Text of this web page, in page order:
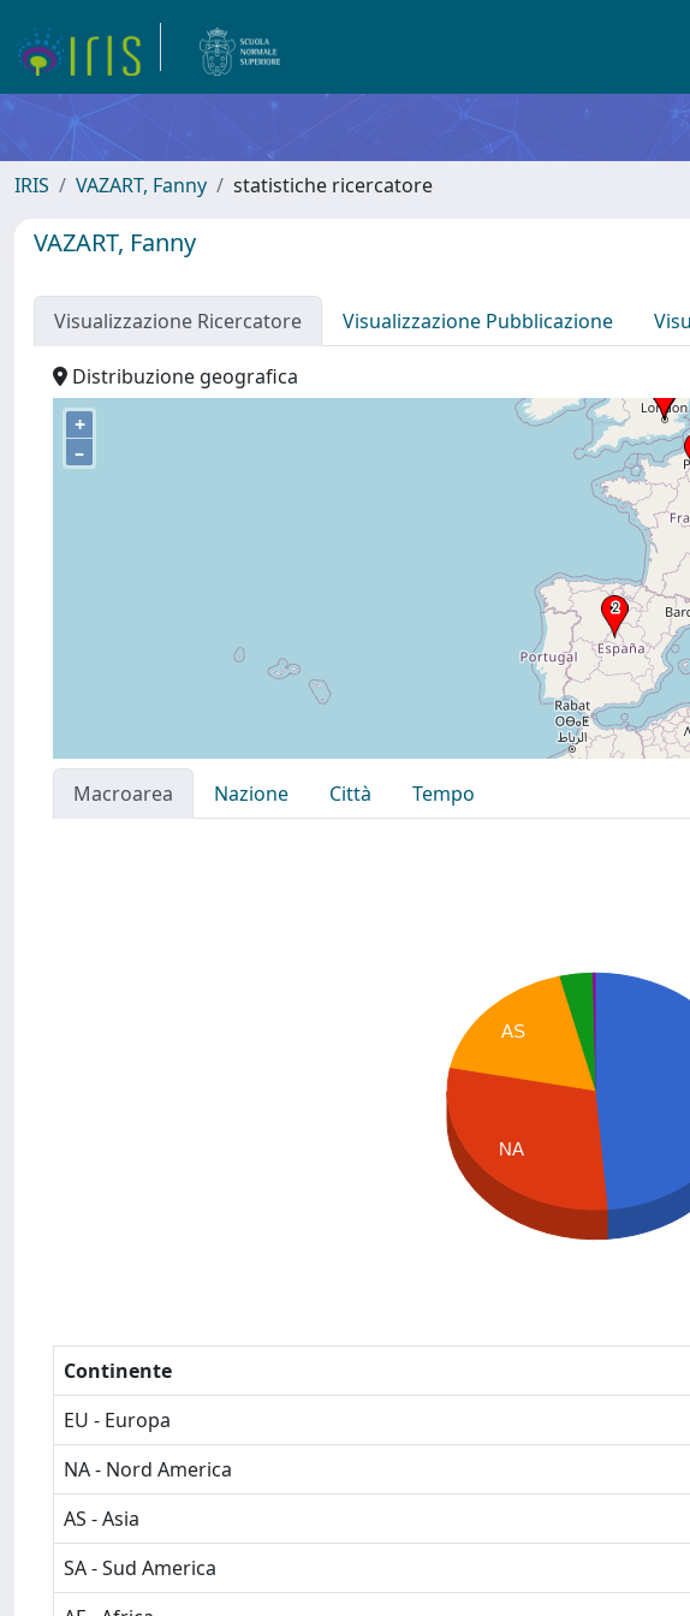
IRIS VAZART, Fanny statistiche ricercatore
VAZART, Fanny
Visualizzazione Ricercatore Visualizzazione Pubblicazione
Distribuzione geografica
+
–
Macroarea Nazione Città
Tempo
AS
NA
Continente
EU - Europa
NA - Nord America
AS - Asia
SA - Sud America